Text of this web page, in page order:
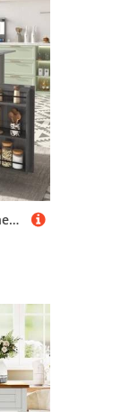
KecDuey Küchenwagen,Kücheninsel auf Rollen mit klappbarer Arbeitsplatte,129 x 71 x 91,5 cm großer Speisewagen Sideboard, Arbeitsplatte mit Massivholzmaserung,Aufbewahrungstür-Design (Grau)